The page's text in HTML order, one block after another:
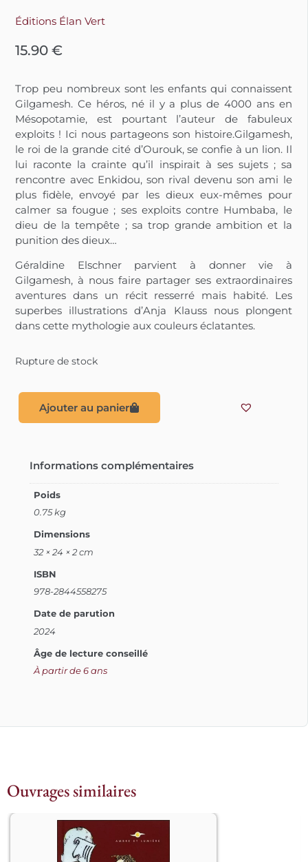
Éditions Élan Vert
15.90€
Trop peu nombreux sont les enfants qui connaissent
Gilgamesh. Ce héros, né il y a plus de 4000 ans en
Mésopotamie, est pourtant l’auteur de fabuleux
exploits ! Ici nous partageons son histoire.Gilgamesh,
le roi de la grande cité d’Ourouk, se confie à un lion. Il
lui raconte la crainte qu’il inspirait à ses sujets ; sa
rencontre avec Enkidou, son rival devenu son ami le
plus fidèle, envoyé par les dieux eux-mêmes pour
calmer sa fougue ; ses exploits contre Humbaba, le
dieu de la tempête ; sa trop grande ambition et la
punition des dieux…
Géraldine Elschner parvient à donner vie à
Gilgamesh, à nous faire partager ses extraordinaires
aventures dans un récit resserré mais habité. Les
superbes illustrations d’Anja Klauss nous plongent
dans cette mythologie aux couleurs éclatantes.
Rupture de stock
Ajouter au panier
Informations complémentaires
Poids
0.75 kg
Dimensions
32 × 24 × 2 cm
ISBN
978-2844558275
Date de parution
2024
Âge de lecture conseillé
À partir de 6 ans
Ouvrages similaires